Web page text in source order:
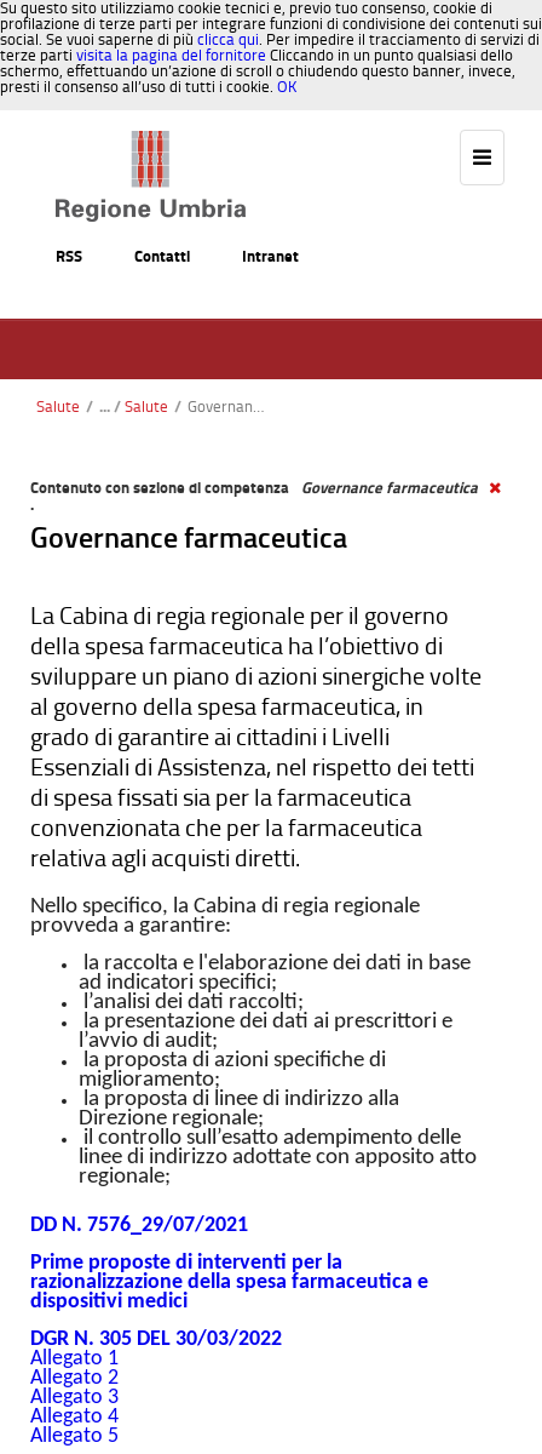
Su questo sito utilizziamo cookie tecnici e, previo tuo consenso, cookie di
profilazione di terze parti per integrare funzioni di condivisione dei contenuti sui
social. Se vuoi saperne di più clicca qui. Per impedire il tracciamento di servizi di
terze parti visita la pagina del fornitore Cliccando in un punto qualsiasi dello
schermo, effettuando un’azione di scroll o chiudendo questo banner, invece,
presti il consenso all’uso di tutti i cookie. OK
RSS Contatti Intranet
Salute / Salute / Governance farmaceutica
Contenuto con sezione di competenza
Governance farmaceutica
.
Governance farmaceutica
La Cabina di regia regionale per il governo
della spesa farmaceutica ha l’obiettivo di
sviluppare un piano di azioni sinergiche volte
al governo della spesa farmaceutica, in
grado di garantire ai cittadini i Livelli
Essenziali di Assistenza, nel rispetto dei tetti
di spesa fissati sia per la farmaceutica
convenzionata che per la farmaceutica
relativa agli acquisti diretti.
Nello specifico, la Cabina di regia regionale
provveda a garantire:
la raccolta e l'elaborazione dei dati in base
ad indicatori specifici;
l’analisi dei dati raccolti;
la presentazione dei dati ai prescrittori e
l’avvio di audit;
la proposta di azioni specifiche di
miglioramento;
la proposta di linee di indirizzo alla
Direzione regionale;
il controllo sull’esatto adempimento delle
linee di indirizzo adottate con apposito atto
regionale;
DD N. 7576_29/07/2021
Prime proposte di interventi per la
razionalizzazione della spesa farmaceutica e
dispositivi medici
DGR N. 305 DEL 30/03/2022
Allegato 1
Allegato 2
Allegato 3
Allegato 4
Allegato 5